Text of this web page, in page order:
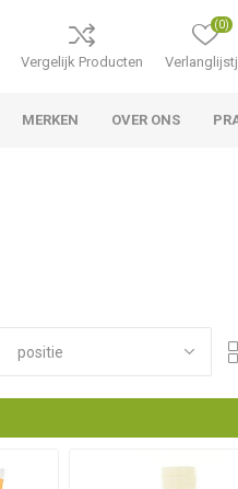
Vergelijk Producten
(0)
MERKEN OVER ONS